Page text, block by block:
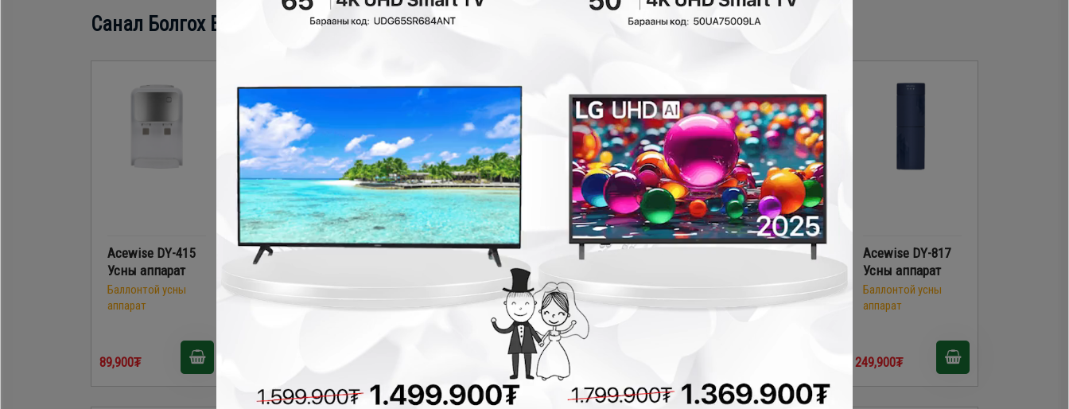
Санал Болгох Бүтээгдэхүүн
Acewise DY-415
Усны аппарат
Баллонтой усны
аппарат
89,900₮
Homelux IHWD-
аппарат
Баллонтой усны
Homelux IHN-S6-
1S усны аппарат
Баллонтой усны
аппарат
Acewise DY-615
Баллонтой усны
аппарат
179,900₮
Acewise DY-1117
аппарат
Acewise DY-817
Усны аппарат
Баллонтой усны
аппарат
249,900₮